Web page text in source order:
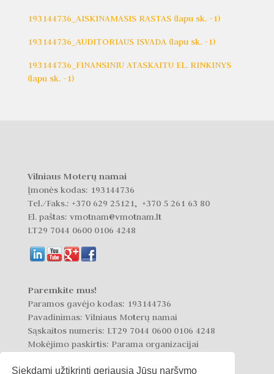
Siekdami užtikrinti geriausią Jūsų naršymo
193144736_AISKINAMASIS RASTAS (lapu sk. -1)
193144736_AUDITORIAUS ISVADA (lapu sk. -1)
193144736_FINANSINIU ATASKAITU EL. RINKINYS
(lapu sk. -1)
Vilniaus Moterų namai
Įmonės kodas: 193144736
Tel./Faks.: +370 629 25121, +370 5 261 63 80
El. paštas: vmotnam@vmotnam.lt
LT29 7044 0600 0106 4248
Paremkite mus!
Paramos gavėjo kodas: 193144736
Pavadinimas: Vilniaus Moterų namai
Sąskaitos numeris: LT29 7044 0600 0106 4248
Mokėjimo paskirtis: Parama organizacijai